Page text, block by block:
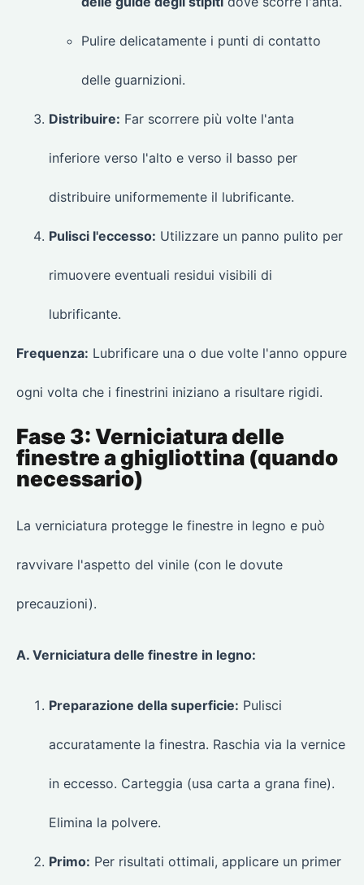
Pulire delicatamente i punti di contatto
delle guarnizioni.
Distribuire: Far scorrere più volte l'anta
inferiore verso l'alto e verso il basso per
distribuire uniformemente il lubrificante.
Pulisci l'eccesso: Utilizzare un panno pulito per
rimuovere eventuali residui visibili di
lubrificante.
Frequenza: Lubrificare una o due volte l'anno oppure
ogni volta che i finestrini iniziano a risultare rigidi.
Fase 3: Verniciatura delle
finestre a ghigliottina (quando
necessario)
La verniciatura protegge le finestre in legno e può
ravvivare l'aspetto del vinile (con le dovute
precauzioni).
A. Verniciatura delle finestre in legno:
Preparazione della superficie: Pulisci
accuratamente la finestra. Raschia via la vernice
in eccesso. Carteggia (usa carta a grana fine).
Elimina la polvere.
Primo: Per risultati ottimali, applicare un primer